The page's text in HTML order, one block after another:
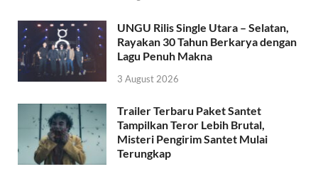
UNGU Rilis Single Utara – Selatan,
Rayakan 30 Tahun Berkarya dengan
Lagu Penuh Makna
3 August 2026
Trailer Terbaru Paket Santet
Tampilkan Teror Lebih Brutal,
Misteri Pengirim Santet Mulai
Terungkap